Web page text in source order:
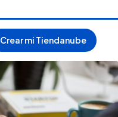
Crear mi Tiendanube